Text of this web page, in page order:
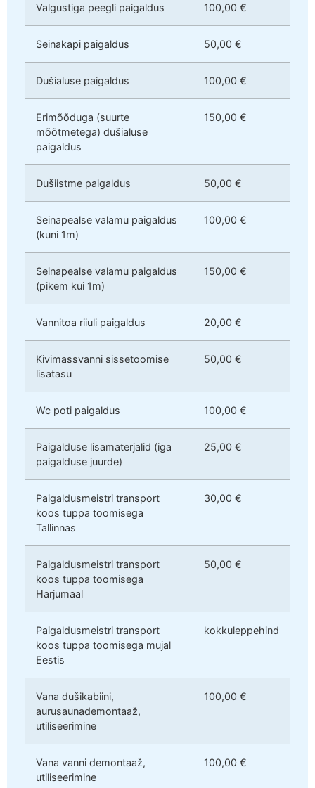
Valgustiga peegli paigaldus 100,00 €
Seinakapi paigaldus 50,00 €
Dušialuse paigaldus 100,00 €
Erimõõduga (suurte
mõõtmetega) dušialuse
paigaldus
150,00 €
Dušiistme paigaldus 50,00 €
Seinapealse valamu paigaldus
(kuni 1m)
100,00 €
Seinapealse valamu paigaldus
(pikem kui 1m)
150,00 €
Vannitoa riiuli paigaldus 20,00 €
Kivimassvanni sissetoomise
lisatasu
50,00 €
Wc poti paigaldus 100,00 €
Paigalduse lisamaterjalid (iga
paigalduse juurde)
25,00 €
Paigaldusmeistri transport
koos tuppa toomisega
Tallinnas
30,00 €
Paigaldusmeistri transport
koos tuppa toomisega
Harjumaal
50,00 €
Paigaldusmeistri transport
koos tuppa toomisega mujal
Eestis
kokkuleppehind
Vana dušikabiini,
aurusaunademontaaž,
utiliseerimine
100,00 €
Vana vanni demontaaž,
utiliseerimine
100,00 €